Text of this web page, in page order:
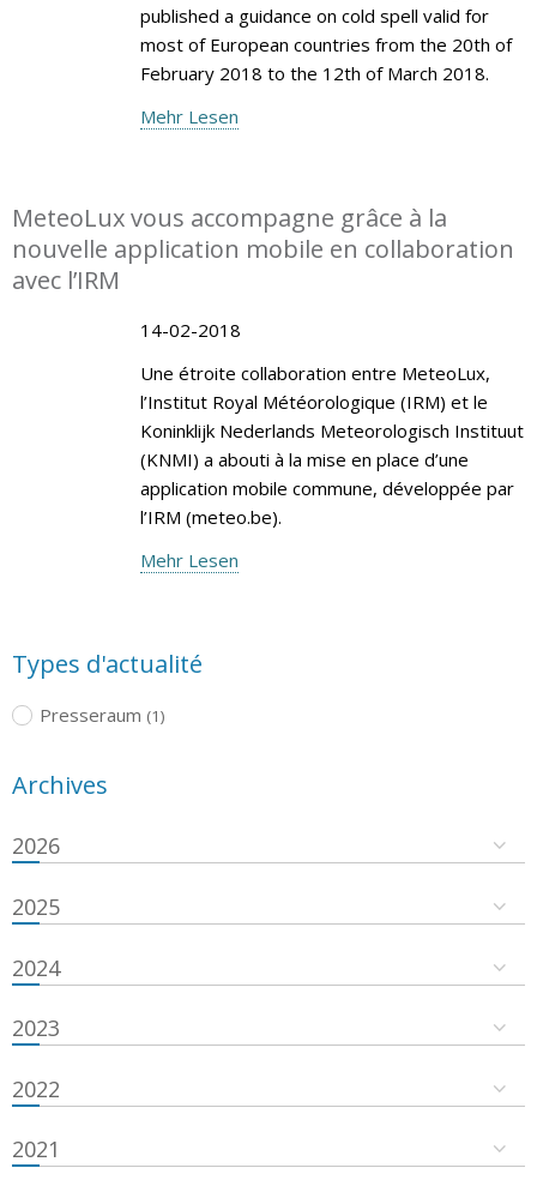
published a guidance on cold spell valid for
most of European countries from the 20th of
February 2018 to the 12th of March 2018.
Mehr Lesen
MeteoLux vous accompagne grâce à la
nouvelle application mobile en collaboration
avec l’IRM
14-02-2018
Une étroite collaboration entre MeteoLux,
l’Institut Royal Météorologique (IRM) et le
Koninklijk Nederlands Meteorologisch Instituut
(KNMI) a abouti à la mise en place d’une
application mobile commune, développée par
l’IRM (meteo.be).
Mehr Lesen
Types d'actualité
Presseraum (1)
Archives
2026
2025
2024
2023
2022
2021